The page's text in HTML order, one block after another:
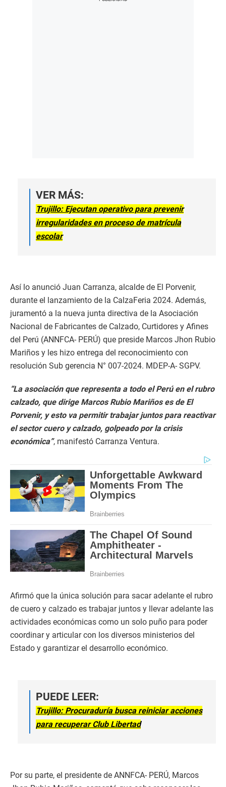
VER MÁS:
Trujillo: Ejecutan operativo para prevenir
irregularidades en proceso de matrícula
escolar
Así lo anunció Juan Carranza, alcalde de El Porvenir,
durante el lanzamiento de la CalzaFeria 2024. Además,
juramentó a la nueva junta directiva de la Asociación
Nacional de Fabricantes de Calzado, Curtidores y Afines
del Perú (ANNFCA- PERÚ) que preside Marcos Jhon Rubio
Mariños y les hizo entrega del reconocimiento con
resolución Sub gerencia N° 007-2024. MDEP-A- SGPV.
“La asociación que representa a todo el Perú en el rubro
calzado, que dirige Marcos Rubio Mariños es de El
Porvenir, y esto va permitir trabajar juntos para reactivar
el sector cuero y calzado, golpeado por la crisis
económica”, manifestó Carranza Ventura.
Afirmó que la única solución para sacar adelante el rubro
de cuero y calzado es trabajar juntos y llevar adelante las
actividades económicas como un solo puño para poder
coordinar y articular con los diversos ministerios del
Estado y garantizar el desarrollo económico.
PUEDE LEER:
Trujillo: Procuraduría busca reiniciar acciones
para recuperar Club Libertad
Por su parte, el presidente de ANNFCA- PERÚ, Marcos